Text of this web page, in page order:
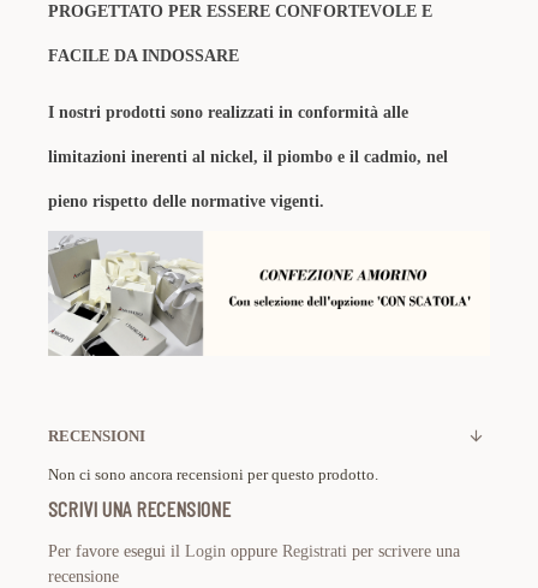
PROGETTATO PER ESSERE CONFORTEVOLE E
FACILE DA INDOSSARE
I nostri prodotti sono realizzati in conformità alle
limitazioni inerenti al nickel, il piombo e il cadmio, nel
pieno rispetto delle normative vigenti.
RECENSIONI
Non ci sono ancora recensioni per questo prodotto.
SCRIVI UNA RECENSIONE
Per favore esegui il Login oppure Registrati per scrivere una
recensione